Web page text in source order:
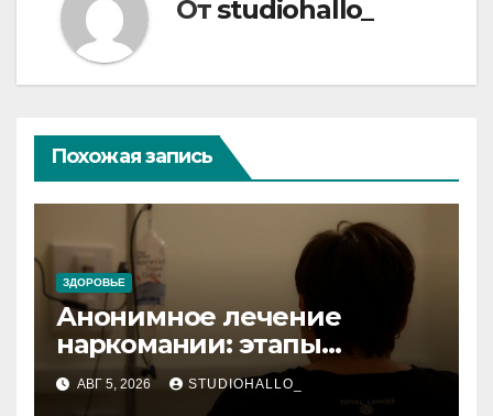
Отstudiohallo_
Похожая запись
ЗДОРОВЬЕ
Анонимное лечение
наркомании: этапы
детоксикации,
реабилитации и УБОД
АВГ 5, 2026 STUDIOHALLO_